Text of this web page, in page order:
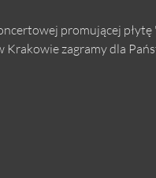
promującej płytę
Krakowie zagramy dla